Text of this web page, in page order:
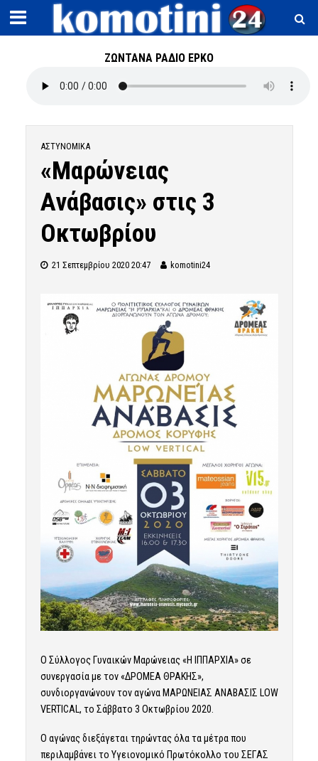
ΖΩΝΤΑΝΑ ΡΑΔΙΟ ΕΡΚΟ
ΑΣΤΥΝΟΜΙΚΆ
«Μαρώνειας
Ανάβασις» στις 3
Οκτωβρίου
21 Σεπτεμβρίου 2020 20:47 komotini24
Ο Σύλλογος Γυναικών Μαρώνειας «Η ΙΠΠΑΡΧΙΑ» σε
συνεργασία με τον «ΔΡΟΜΕΑ ΘΡΑΚΗΣ»,
συνδιοργανώνουν τον αγώνα ΜΑΡΩΝΕΙΑΣ ΑΝΑΒΑΣΙΣ LOW
VERTICAL, το Σάββατο 3 Οκτωβρίου 2020.
Ο αγώνας διεξάγεται τηρώντας όλα τα μέτρα που
περιλαμβάνει το Υγειονομικό Πρωτόκολλο του ΣΕΓΑΣ